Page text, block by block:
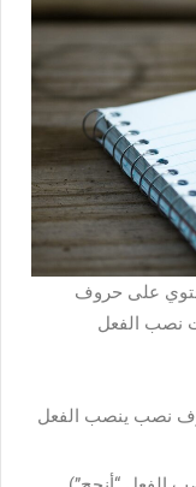
على حروف
نصب الفعل
نصب ينصب الفعل